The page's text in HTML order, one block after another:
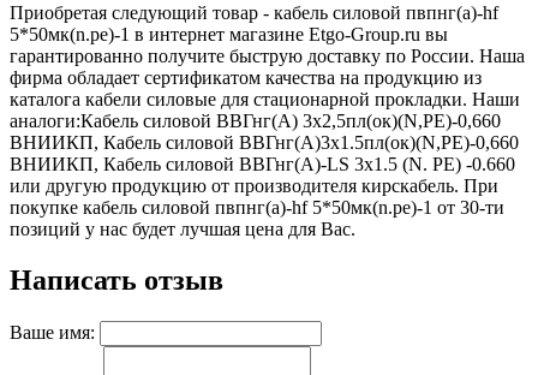
Приобретая следующий товар - кабель силовой пвпнг(а)-hf
5*50мк(n.pe)-1 в интернет магазине Etgo-Group.ru вы
гарантированно получите быструю доставку по России. Наша
фирма обладает сертификатом качества на продукцию из
каталога кабели силовые для стационарной прокладки. Наши
аналоги:Кабель силовой ВВГнг(А) 3х2,5пл(ок)(N,PE)-0,660
ВНИИКП, Кабель силовой ВВГнг(А)3х1.5пл(ок)(N,PE)-0,660
ВНИИКП, Кабель силовой ВВГнг(А)-LS 3х1.5 (N. PE) -0.660
или другую продукцию от производителя кирскабель. При
покупке кабель силовой пвпнг(а)-hf 5*50мк(n.pe)-1 от 30-ти
позиций у нас будет лучшая цена для Вас.
Написать отзыв
Ваше имя: